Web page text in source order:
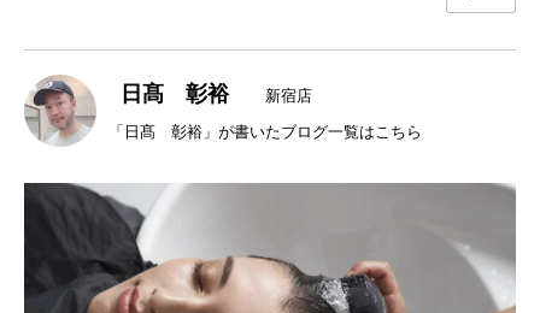
日髙 彰裕
新宿店
「日髙 彰裕」が書いたブログ一覧はこちら